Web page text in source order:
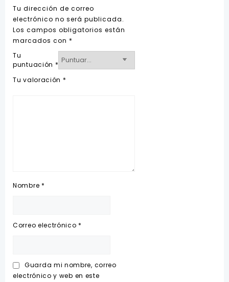
Tu dirección de correo
electrónico no será publicada.
Los campos obligatorios están
marcados con *
Tu
puntuación *
Tu valoración *
Nombre *
Correo electrónico *
Guarda mi nombre, correo
electrónico y web en este